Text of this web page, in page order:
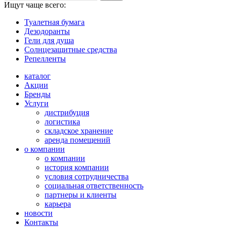
Ищут чаще всего:
Туалетная бумага
Дезодоранты
Гели для душа
Солнцезащитные средства
Репелленты
каталог
Акции
Бренды
Услуги
дистрибуция
логистика
складское хранение
аренда помещений
о компании
о компании
история компании
условия сотрудничества
социальная ответственность
партнеры и клиенты
карьера
новости
Контакты